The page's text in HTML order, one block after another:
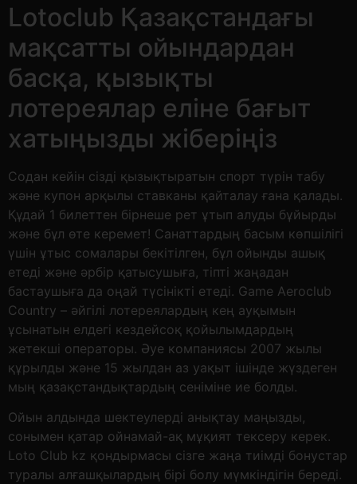
Lotoclub Қазақстандағы
мақсатты ойындардан
басқа, қызықты
лотереялар еліне бағыт
хатыңызды жіберіңіз
Содан кейін сізді қызықтыратын спорт түрін табу
және купон арқылы ставканы қайталау ғана қалады.
Құдай 1 билеттен бірнеше рет ұтып алуды бұйырды
және бұл өте керемет! Санаттардың басым көпшілігі
үшін ұтыс сомалары бекітілген, бұл ойынды ашық
етеді және әрбір қатысушыға, тіпті жаңадан
бастаушыға да оңай түсінікті етеді. Game Aeroclub
Country – әйгілі лотереялардың кең ауқымын
ұсынатын елдегі кездейсоқ қойылымдардың
жетекші операторы. Әуе компаниясы 2007 жылы
құрылды және 15 жылдан аз уақыт ішінде жүздеген
мың қазақстандықтардың сеніміне ие болды.
Ойын алдында шектеулерді анықтау маңызды,
сонымен қатар ойнамай-ақ мұқият тексеру керек.
Loto Club kz қондырмасы сізге жаңа тиімді бонустар
туралы алғашқылардың бірі болу мүмкіндігін береді.